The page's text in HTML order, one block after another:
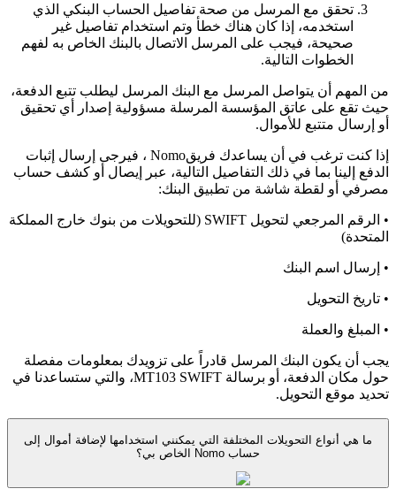
تحقق مع المرسل من صحة تفاصيل الحساب البنكي الذي
استخدمه، إذا كان هناك خطأ وتم استخدام تفاصيل غير
صحيحة، فيجب على المرسل الاتصال بالبنك الخاص به لفهم
الخطوات التالية.
من المهم أن يتواصل المرسل مع البنك المرسل ليطلب تتبع الدفعة،
حيث تقع على عاتق المؤسسة المرسلة مسؤولية إصدار أي تحقيق
أو إرسال متتبع للأموال.
إذا كنت ترغب في أن يساعدك فريقNomo ، فيرجى إرسال إثبات
الدفع إلينا بما في ذلك التفاصيل التالية، عبر إيصال أو كشف حساب
مصرفي أو لقطة شاشة من تطبيق البنك:
• الرقم المرجعي لتحويل SWIFT (للتحويلات من بنوك خارج المملكة
المتحدة)
• إرسال اسم البنك
• تاريخ التحويل
• المبلغ والعملة
يجب أن يكون البنك المرسل قادراً على تزويدك بمعلومات مفصلة
حول مكان الدفعة، أو برسالة MT103 SWIFT، والتي ستساعدنا في
تحديد موقع التحويل.
ما هي أنواع التحويلات المختلفة التي يمكنني استخدامها لإضافة أموال إلى
حساب Nomo الخاص بي؟